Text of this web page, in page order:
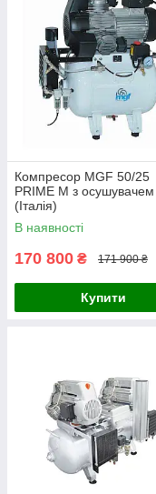
Компресор MGF 50/25
PRIME M з осушувачем
(Італія)
В наявності
170 800 ₴ 171 900 ₴
Купити